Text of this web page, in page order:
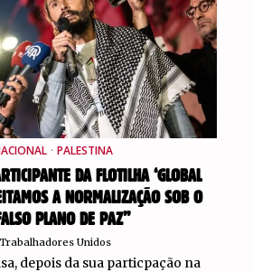
· PALESTINA
DA FLOTILHA ‘GLOBAL
A NORMALIZAÇÃO SOB O
PLANO DE PAZ”
Trabalhadores Unidos
depois da sua particpação na